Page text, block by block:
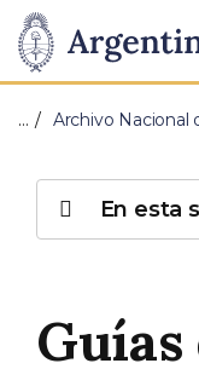
Presidencia
de
Nación
Pasar al
… Archivo Nacional
Guías
En esta